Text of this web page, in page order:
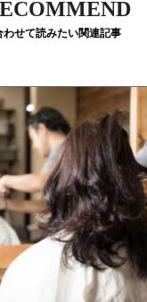
わせて読みたい関連記事